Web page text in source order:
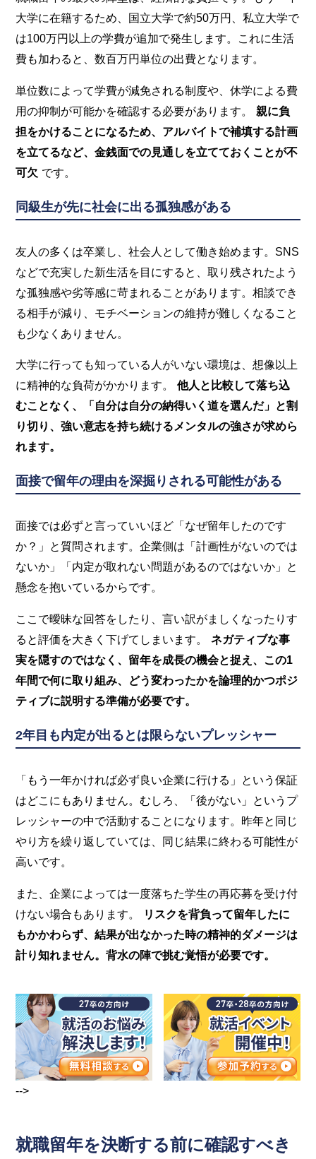
大学に在籍するため、国立大学で約50万円、私立大学で
は100万円以上の学費が追加で発生します。これに生活
費も加わると、数百万円単位の出費となります。
単位数によって学費が減免される制度や、休学による費
用の抑制が可能かを確認する必要があります。
親に負
担をかけることになるため、アルバイトで補填する計画
を立てるなど、金銭面での見通しを立てておくことが不
可欠 です。
同級生が先に社会に出る孤独感がある
友人の多くは卒業し、社会人として働き始めます。SNS
などで充実した新生活を目にすると、取り残されたよう
な孤独感や劣等感に苛まれることがあります。相談でき
る相手が減り、モチベーションの維持が難しくなること
も少なくありません。
大学に行っても知っている人がいない環境は、想像以上
に精神的な負荷がかかります。
他人と比較して落ち込
むことなく、「自分は自分の納得いく道を選んだ」と割
り切り、強い意志を持ち続けるメンタルの強さが求めら
れます。
面接で留年の理由を深掘りされる可能性がある
面接では必ずと言っていいほど「なぜ留年したのです
か？」と質問されます。企業側は「計画性がないのでは
ないか」「内定が取れない問題があるのではないか」と
懸念を抱いているからです。
ここで曖昧な回答をしたり、言い訳がましくなったりす
ると評価を大きく下げてしまいます。
ネガティブな事
実を隠すのではなく、留年を成長の機会と捉え、この1
年間で何に取り組み、どう変わったかを論理的かつポジ
ティブに説明する準備が必要です。
2年目も内定が出るとは限らないプレッシャー
「もう一年かければ必ず良い企業に行ける」という保証
はどこにもありません。むしろ、「後がない」というプ
レッシャーの中で活動することになります。昨年と同じ
やり方を繰り返していては、同じ結果に終わる可能性が
高いです。
また、企業によっては一度落ちた学生の再応募を受け付
けない場合もあります。
リスクを背負って留年したに
もかかわらず、結果が出なかった時の精神的ダメージは
計り知れません。背水の陣で挑む覚悟が必要です。
-->
就職留年を決断する前に確認すべき